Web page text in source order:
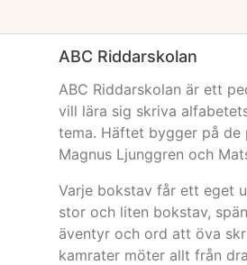
ABC Riddarskolan
ABC Riddarskolan är ett
vill lära sig skriva
tema. Häftet bygger på de
Magnus Ljunggren och
Varje bokstav får ett eget
stor och liten bokstav,
äventyr och ord att öva
kamrater möter allt från